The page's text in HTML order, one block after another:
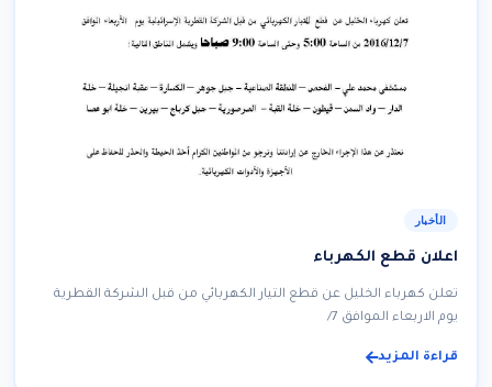
الأخبار
اعلان قطع الكهرباء
تعلن كهرباء الخليل عن قطع التيار الكهربائي من قبل الشركة القطرية
يوم الاربعاء الموافق 7/
قراءة المزيد